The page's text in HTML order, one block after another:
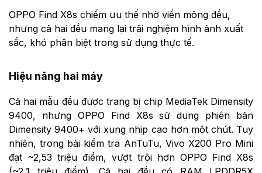
OPPO Find X8s chiếm ưu thế nhờ viền mỏng đều,
nhưng cả hai đều mang lại trải nghiệm hình ảnh xuất
sắc, khó phân biệt trong sử dụng thực tế.
Hiệu năng hai máy
Cả hai mẫu đều được trang bị chip MediaTek Dimensity
9400, nhưng OPPO Find X8s sử dụng phiên bản
Dimensity 9400+ với xung nhịp cao hơn một chút. Tuy
nhiên, trong bài kiểm tra AnTuTu, Vivo X200 Pro Mini
đạt ~2,53 triệu điểm, vượt trội hơn OPPO Find X8s